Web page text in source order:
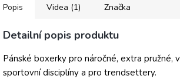
Popis Videa (1) Značka
Detailní popis produktu
Pánské boxerky pro náročné, extra
sportovní disciplíny a pro trendsettery.